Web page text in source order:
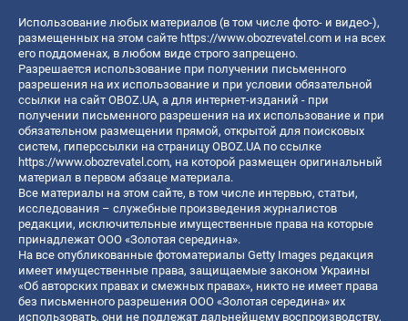
Использование любых материалов (в том числе фото- и видео-),
размещенных на этом сайте https://www.obozrevatel.com и на всех
его поддоменах, в любом виде строго запрещено.
Разрешается использование при получении письменного
разрешения на их использование и при условии обязательной
ссылки на сайт OBOZ.UA, а для интернет-изданий - при
получении письменного разрешения на их использование и при
обязательном размещении прямой, открытой для поисковых
систем, гиперссылки на страницу OBOZ.UA по ссылке
https://www.obozrevatel.com, на которой размещен оригинальный
материал в первом абзаце материала.
Все материалы на этом сайте, в том числе интервью, статьи,
исследования – служебные произведения журналистов
редакции, исключительные имущественные права на которые
принадлежат ООО «Золотая середина».
На все опубликованные фотоматериалы Getty Images редакция
имеет имущественные права, защищаемые законом Украины
«Об авторских правах и смежных правах», никто не имеет права
без письменного разрешения ООО «Золотая середина» их
использовать, они не подлежат дальнейшему воспроизводству,